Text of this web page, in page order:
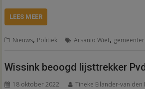
LEES MEER
Nieuws, Politiek Arsanio Wiet,
Wissink beoogd lijsttrekker
18 oktober 2022 Tineke Eilander-van den